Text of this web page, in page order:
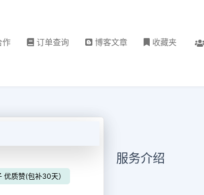
作 订单查询 博客文章 收藏夹
优质赞(包补30天）
服务介绍